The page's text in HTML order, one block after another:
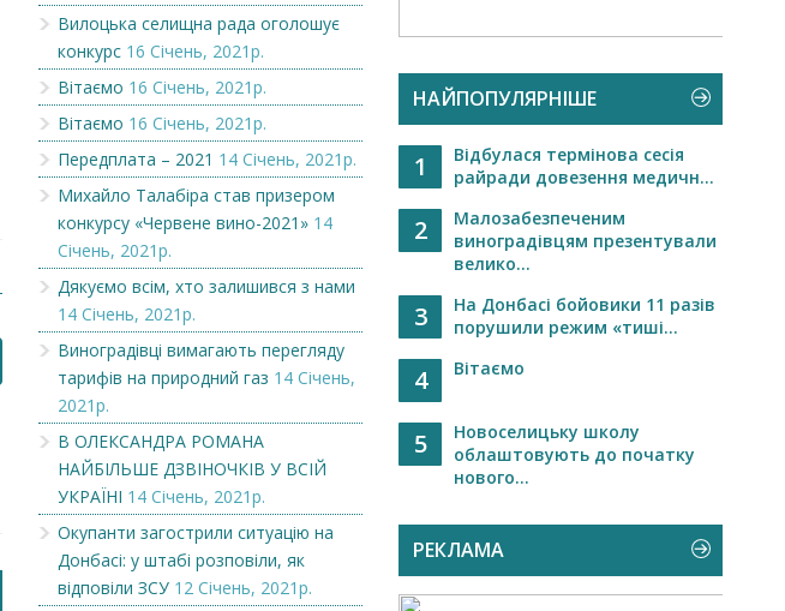
Вилоцька селищна рада оголошує
конкурс 16 Січень, 2021р.
Вітаємо 16 Січень, 2021р.
Вітаємо 16 Січень, 2021р.
Передплата – 2021 14 Січень, 2021р.
Михайло Талабіра став призером
конкурсу «Червене вино-2021» 14
Січень, 2021р.
Дякуємо всім, хто залишився з нами
14 Січень, 2021р.
Виноградівці вимагають перегляду
тарифів на природний газ 14 Січень,
2021р.
В ОЛЕКСАНДРА РОМАНА
НАЙБІЛЬШЕ ДЗВІНОЧКІВ У ВСІЙ
УКРАЇНІ 14 Січень, 2021р.
Окупанти загострили ситуацію на
Донбасі: у штабі розповіли, як
відповіли ЗСУ 12 Січень, 2021р.
НАЙПОПУЛЯРНІШЕ
1
Відбулася термінова сесія
райради довезення медичн...
2
Малозабезпеченим
виноградівцям презентували
велико...
3
На Донбасі бойовики 11 разів
порушили режим «тиші...
4 Вітаємо
5
Новоселицьку школу
облаштовують до початку
нового...
РЕКЛАМА